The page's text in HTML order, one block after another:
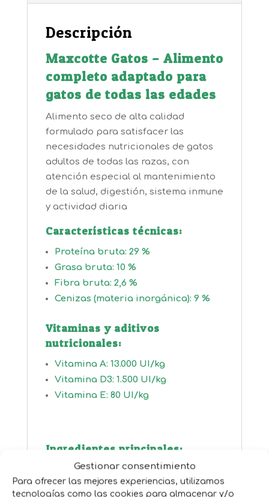
Gestionar consentimiento
Para ofrecer las mejores experiencias, utilizamos
tecnologías como las cookies para almacenar y/o
Descripción
Maxcotte Gatos – Alimento
completo adaptado para
gatos de todas las edades
Alimento seco de alta calidad
formulado para satisfacer las
necesidades nutricionales de gatos
adultos de todas las razas, con
atención especial al mantenimiento
de la salud, digestión, sistema inmune
y actividad diaria
Características técnicas:
Proteína bruta: 29 %
Grasa bruta: 10 %
Fibra bruta: 2,6 %
Cenizas (materia inorgánica): 9 %
Vitaminas y aditivos
nutricionales:
Vitamina A: 13.000 UI/kg
Vitamina D3: 1.500 UI/kg
Vitamina E: 80 UI/kg
Ingredientes principales:
Cereales, carne y subproductos
animales (hidrolizado de hígado de